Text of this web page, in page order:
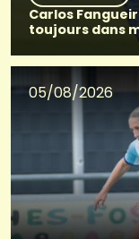
Carlos
toujours dans
05/08/2026